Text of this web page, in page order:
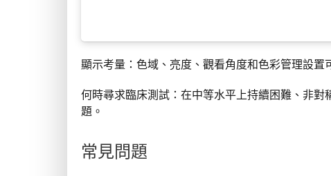
顯示考量：色域、亮度、觀看角度和色彩管理設置
何時尋求臨床測試：在中等水平上持續困難、非
題。
常見問題